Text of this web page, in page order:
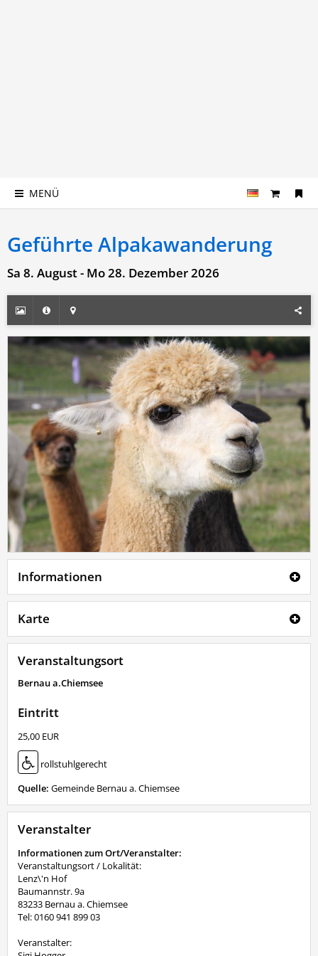
MENÜ
Geführte Alpakawanderung
Sa 8. August - Mo 28. Dezember 2026
Informationen
Karte
Veranstaltungsort
Bernau a.Chiemsee
Eintritt
25,00 EUR
rollstuhlgerecht
Quelle: Gemeinde Bernau a. Chiemsee
Veranstalter
Informationen zum Ort/Veranstalter:
Veranstaltungsort / Lokalität:
Lenz\'n Hof
Baumannstr. 9a
83233 Bernau a. Chiemsee
Tel: 0160 941 899 03
Veranstalter: